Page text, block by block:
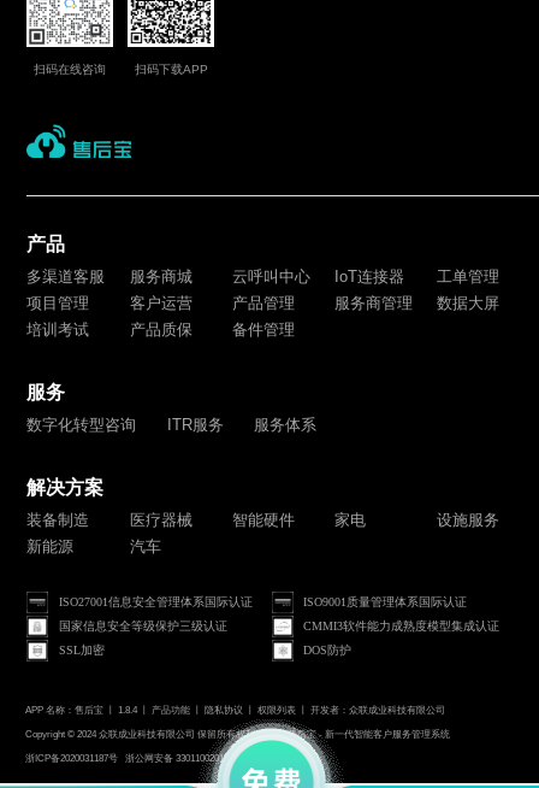
扫码在线咨询 扫码下载APP
产品
多渠道客服 服务商城 云呼叫中心 IoT连接器
工单管理
项目管理
客户运营 产品管理 服务商管理
数据大屏
培训考试
产品质保 备件管理
服务
数字化转型咨询 ITR服务 服务体系
解决方案
装备制造 医疗器械 智能硬件 家电
设施服务
新能源
汽车
ISO27001信息安全管理体系国际认证
ISO9001质量管理体系国际认证
国家信息安全等级保护三级认证
CMMI3软件能力成熟度模型集成认证
SSL加密
DOS防护
APP 名称：售后宝 丨 1.8.4 丨 产品功能 隐私协议 权限列表 丨 开发者：众联成业科技有限公司
Copyright © 2024 众联成业科技有限公司 保留所有权利 Publink售后宝 - 新一代智能客户服务管理系统
浙ICP备2020031187号 浙公网安备 33011002015546号